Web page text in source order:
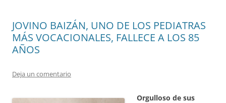
JOVINO BAIZÁN, UNO DE LOS PEDIATRAS
MÁS VOCACIONALES, FALLECE A LOS 85
AÑOS
Deja un comentario
Orgulloso de sus